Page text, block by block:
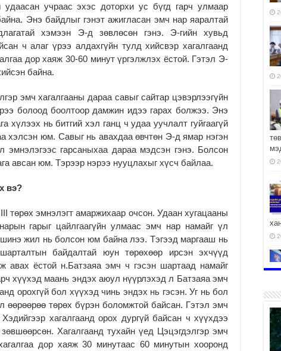
учраас эхэс доторхи ус бүгд гарч улмаар
Энэ байдлыг гэнэт ажигласан эмч нар яаралтай
хэмээн Э-д зөвлөсөн гэнэ. Э-гийн хувьд
ч алаг үрээ алдахгүйн тулд хийсвэр хагалгаанд
дор хаяж 30-60 минут үргэлжлэх ёстой. Гэтэл Э-
байна.
эмч хагалгааны дараа савыг сайтар цэвэрлээгүйн
болоод боолтоор дамжин идээ гарах болжээ. Энэ
хүлээх нь битгий хэл ганц ч удаа уучлалт гуйгаагүй
хэлсэн юм. Савыг нь авахдаа өвчтөн Э-д ямар нэгэн
эмнэлэгээс гарсаныхаа дараа мэдсэн гэнэ. Болсон
авсан юм. Тэрээр нэрээ нууцлахыг хүсч байлаа.
вэ?
төрөх эмнэлэгт амаржихаар очсон. Удаан хугацааны
гарыг цайлгаагүйн улмаас эмч нар намайг үл
жил нь болсон юм байна лээ. Тэгээд маргааш нь
байдалтай юун төрөхөөр ирсэн эхчүүд
авах ёстой н.Батзаяа эмч ч гэсэн шартаад намайг
хүүхэд маань эндэх аюул нүүрлэхэд л Батзаяа эмч
орохгүй бол хүүхэд чинь эндэх нь гэсэн. Уг нь бол
өөрөөрөө төрөх бүрэн боломжтой байсан. Гэтэл эмч
хагалгаанд орох дургүй байсан ч хүүхдээ
Хагалгаанд тухайн үед Цэцэгдэлгэр эмч
дор хаяж 30 минутаас 60 минутын хооронд